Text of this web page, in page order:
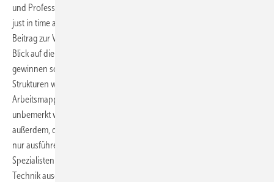
und Professionalität. Digital erfasste, passgenaue Metallelemente, die
just in time auf die Baustelle geliefert werden, leisten somit einen
Beitrag zur Vermeidung von Stress und körperlichem Verschleiß. Mit
Blick auf die Work-Life-Balance und das Gesundheitsbewusstsein
gewinnen solche Fakten an Bedeutung. Darüber hinaus optimieren
Strukturen wie die Dokumentation via Tablet oder digital erstellte
Arbeitsmappen das Bild eines gut organisierten Arbeitgebers. Nahezu
unbemerkt wandelt sich derzeit das Berufsbild. Beachtlich ist
außerdem, dass die Azubis in modernen Fachbetrieben nicht länger
nur ausführende Kraft sind. Sie werden vielmehr zu modernen
Spezialisten an der Schnittstelle von Handwerk, Digitalisierung und
Technik ausgebildet.